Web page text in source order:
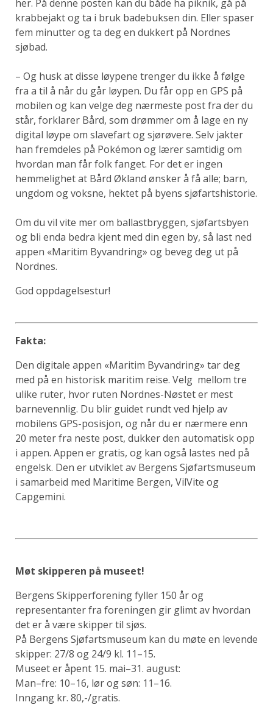
her. På denne posten kan du både ha piknik, gå på
krabbejakt og ta i bruk badebuksen din. Eller spaser
fem minutter og ta deg en dukkert på Nordnes
sjøbad.
– Og husk at disse løypene trenger du ikke å følge
fra a til å når du går løypen. Du får opp en GPS på
mobilen og kan velge deg nærmeste post fra der du
står, forklarer Bård, som drømmer om å lage en ny
digital løype om slavefart og sjørøvere. Selv jakter
han fremdeles på Pokémon og lærer samtidig om
hvordan man får folk fanget. For det er ingen
hemmelighet at Bård Økland ønsker å få alle; barn,
ungdom og voksne, hektet på byens sjøfartshistorie.
Om du vil vite mer om ballastbryggen, sjøfartsbyen
og bli enda bedra kjent med din egen by, så last ned
appen «Maritim Byvandring» og beveg deg ut på
Nordnes.
God oppdagelsestur!
Fakta:
Den digitale appen «Maritim Byvandring» tar deg
med på en historisk maritim reise. Velg mellom tre
ulike ruter, hvor ruten Nordnes-Nøstet er mest
barnevennlig. Du blir guidet rundt ved hjelp av
mobilens GPS-posisjon, og når du er nærmere enn
20 meter fra neste post, dukker den automatisk opp
i appen. Appen er gratis, og kan også lastes ned på
engelsk. Den er utviklet av Bergens Sjøfartsmuseum
i samarbeid med Maritime Bergen, VilVite og
Capgemini.
Møt skipperen på museet!
Bergens Skipperforening fyller 150 år og
representanter fra foreningen gir glimt av hvordan
det er å være skipper til sjøs.
På Bergens Sjøfartsmuseum kan du møte en levende
skipper: 27/8 og 24/9 kl. 11–15.
Museet er åpent 15. mai–31. august:
Man–fre: 10–16, lør og søn: 11–16.
Inngang kr. 80,-/gratis.